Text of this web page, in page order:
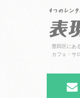
墨田区にあ
カフェ・サ